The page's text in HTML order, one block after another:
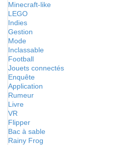
Minecraft-like
LEGO
Indies
Gestion
Mode
Inclassable
Football
Jouets connectés
Enquête
Application
Rumeur
Livre
VR
Flipper
Bac à sable
Rainy Frog